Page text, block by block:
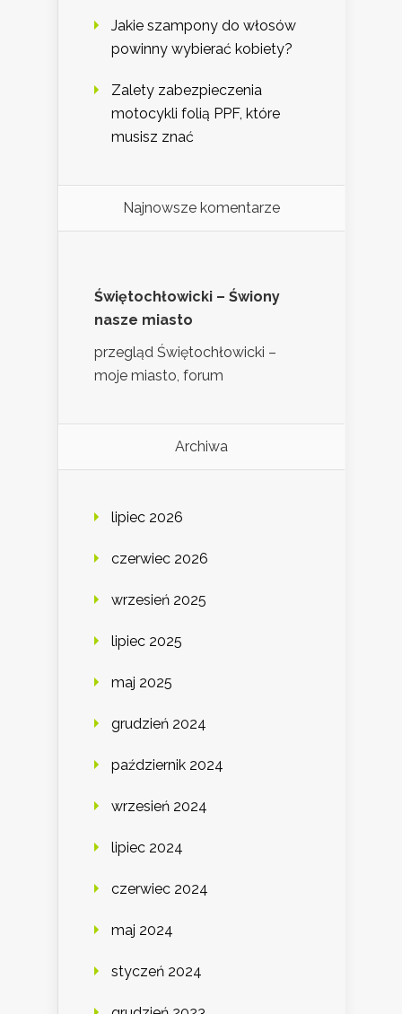
Jakie szampony do włosów
powinny wybierać kobiety?
Zalety zabezpieczenia
motocykli folią PPF, które
musisz znać
Najnowsze komentarze
Świętochłowicki – Świony
nasze miasto
przegląd Świętochłowicki –
moje miasto, forum
Archiwa
lipiec 2026
czerwiec 2026
wrzesień 2025
lipiec 2025
maj 2025
grudzień 2024
październik 2024
wrzesień 2024
lipiec 2024
czerwiec 2024
maj 2024
styczeń 2024